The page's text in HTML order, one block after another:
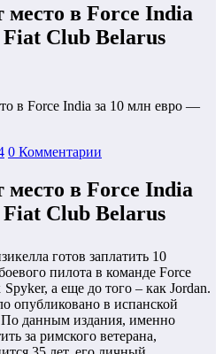
в Force India
Club Belarus
в Force India за 10 млн евро —
0 Комментарии
в Force India
Club Belarus
готов заплатить 10
пилота в команде Force
Spyker, а еще до того – как Jordan.
опубликовано в испанской
По данным издания, именно
за римского ветерана,